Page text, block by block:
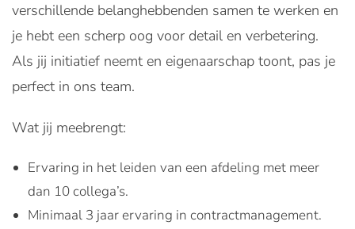
verschillende belanghebbenden samen te werken en
je hebt een scherp oog voor detail en verbetering.
Als jij initiatief neemt en eigenaarschap toont, pas je
perfect in ons team.
Wat jij meebrengt:
Ervaring in het leiden van een afdeling met meer
dan 10 collega’s.
Minimaal 3 jaar ervaring in contractmanagement.